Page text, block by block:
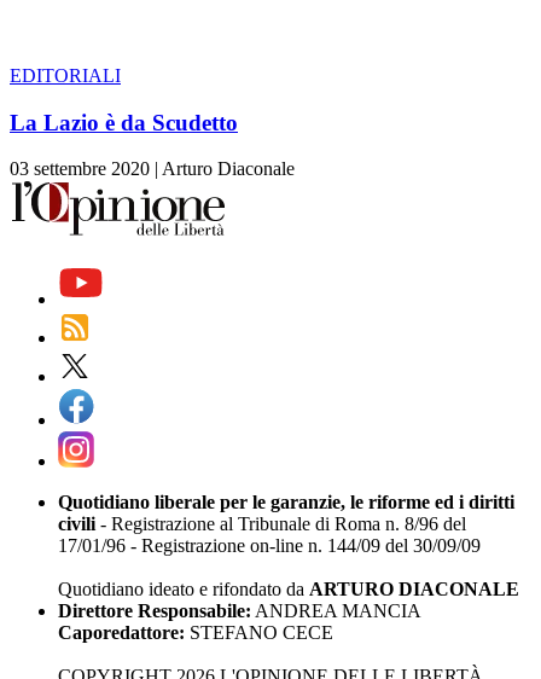
EDITORIALI
La Lazio è da Scudetto
03 settembre 2020 | Arturo Diaconale
Quotidiano liberale per le garanzie, le riforme ed i diritti
civili- Registrazione al Tribunale di Roma n. 8/96 del
17/01/96 - Registrazione on-line n. 144/09 del 30/09/09
Quotidiano ideato e rifondato da ARTURO DIACONALE
Direttore Responsabile: ANDREA MANCIA
Caporedattore: STEFANO CECE